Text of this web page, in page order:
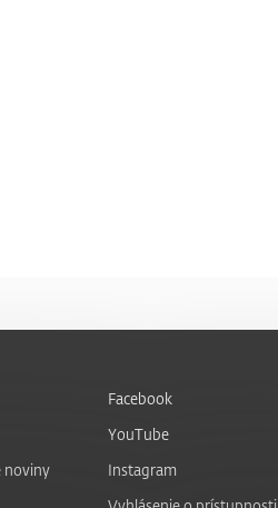
noviny
Facebook
YouTube
Instagram